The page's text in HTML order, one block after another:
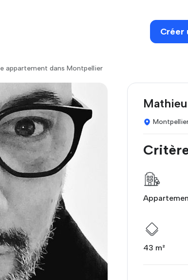
Créer
appartement dans Montpellier
43 m²